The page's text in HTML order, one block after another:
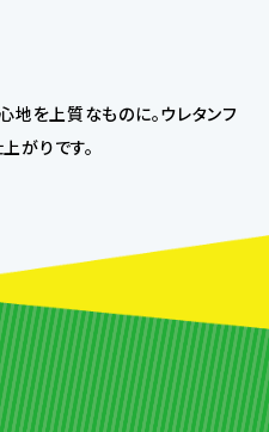
を上質なものに。ウレタンフ
がりです。